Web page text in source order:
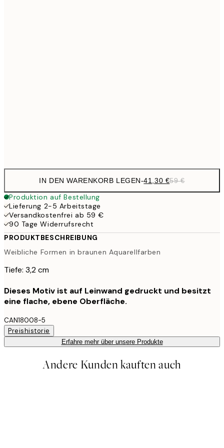
IN DEN WARENKORB LEGEN-41,30 €59 €
Produktion auf Bestellung
Lieferung 2-5 Arbeitstage
Versandkostenfrei ab 59 €
90 Tage Widerrufsrecht
PRODUKTBESCHREIBUNG
Weibliche Formen in braunen Aquarellfarben
Tiefe: 3,2 cm
Dieses Motiv ist auf Leinwand gedruckt und besitzt
eine flache, ebene Oberfläche.
CAN18008-5
Preishistorie
Erfahre mehr über unsere Produkte
Andere Kunden kauften auch